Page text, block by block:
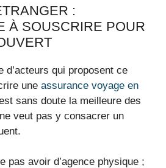
:
À SOUSCRIRE POUR
d’acteurs qui proposent ce
une assurance voyage en
sans doute la meilleure des
veut pas y consacrer un
pas avoir d’agence physique ;